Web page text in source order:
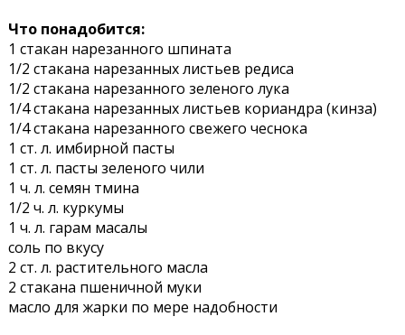
Что понадобится:
1 стакан нарезанного шпината
1/2 стакана нарезанных листьев редиса
1/2 стакана нарезанного зеленого лука
1/4 стакана нарезанных листьев кориандра (кинза)
1/4 стакана нарезанного свежего чеснока
1 ст. л. имбирной пасты
1 ст. л. пасты зеленого чили
1 ч. л. семян тмина
1/2 ч. л. куркумы
1 ч. л. гарам масалы
соль по вкусу
2 ст. л. растительного масла
2 стакана пшеничной муки
масло для жарки по мере надобности